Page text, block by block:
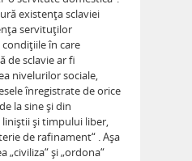
existenţa sclaviei
servituţilor
în care
de sclavie ar fi
nivelurilor sociale,
înregistrate de orice
la sine şi din
liniştii şi timpului liber,
de rafinament“ . Aşa
„civiliza“ şi „ordona“